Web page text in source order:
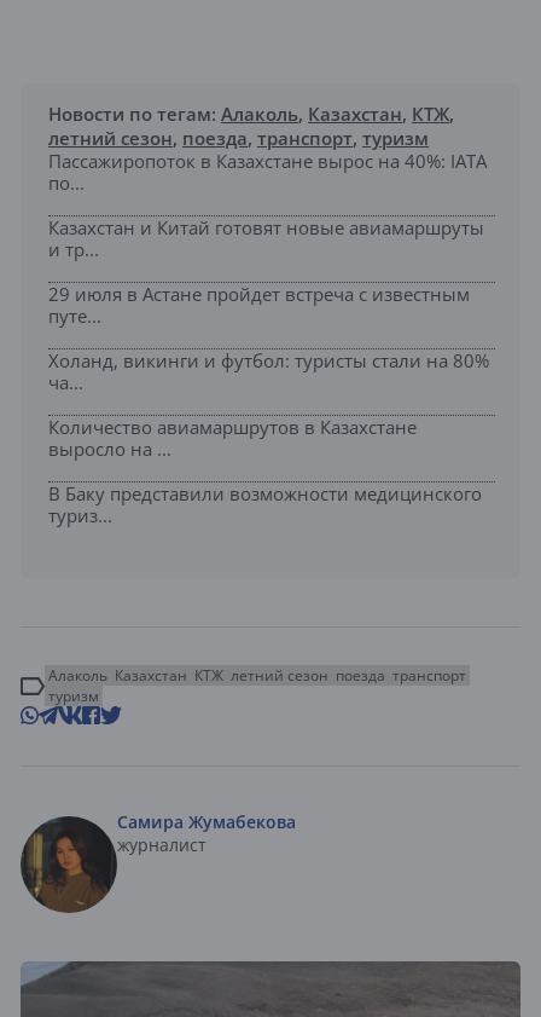
Новости по тегам: Алаколь, Казахстан, КТЖ,
летний сезон, поезда, транспорт, туризм
Пассажиропоток в Казахстане вырос на 40%: IATA
по...
Казахстан и Китай готовят новые авиамаршруты
и тр...
29 июля в Астане пройдет встреча с известным
путе...
Холанд, викинги и футбол: туристы стали на 80%
ча...
Количество авиамаршрутов в Казахстане
выросло на ...
В Баку представили возможности медицинского
туриз...
Алаколь Казахстан КТЖ летний сезон поезда транспорт
туризм
Самира Жумабекова
журналист